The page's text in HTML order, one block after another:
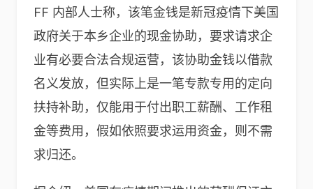
FF 内部人士称，该笔金钱是新冠疫情下美国
政府关于本乡企业的现金协助，要求请求企
业有必要合法合规运营，该协助金钱以借款
名义发放，但实际上是一笔专款专用的定向
扶持补助，仅能用于付出职工薪酬、工作租
金等费用，假如依照要求运用资金，则不需
求归还。